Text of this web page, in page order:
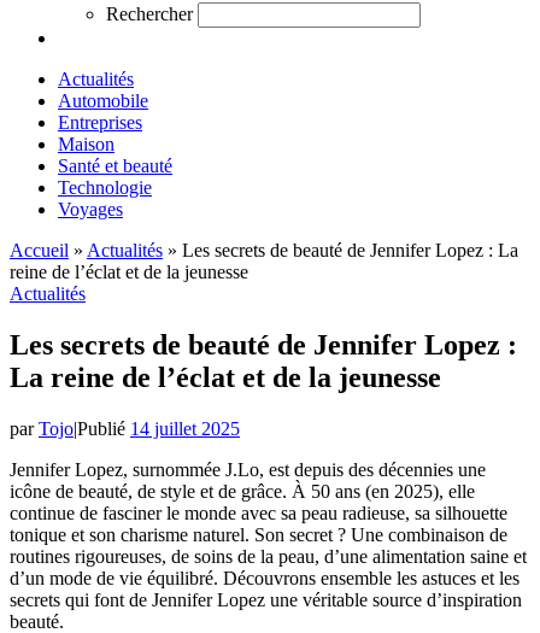
Rechercher
Actualités
Automobile
Entreprises
Maison
Santé et beauté
Technologie
Voyages
Accueil » Actualités » Les secrets de beauté de Jennifer Lopez : La
reine de l’éclat et de la jeunesse
Actualités
Les secrets de beauté de Jennifer Lopez :
La reine de l’éclat et de la jeunesse
parTojo|Publié 14 juillet 2025
Jennifer Lopez, surnommée J.Lo, est depuis des décennies une
icône de beauté, de style et de grâce. À 50 ans (en 2025), elle
continue de fasciner le monde avec sa peau radieuse, sa silhouette
tonique et son charisme naturel. Son secret ? Une combinaison de
routines rigoureuses, de soins de la peau, d’une alimentation saine et
d’un mode de vie équilibré. Découvrons ensemble les astuces et les
secrets qui font de Jennifer Lopez une véritable source d’inspiration
beauté.